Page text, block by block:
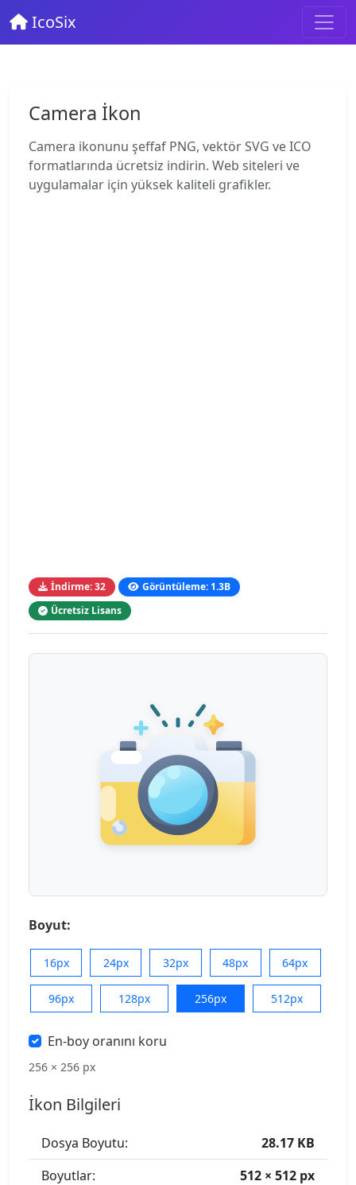
IcoSix
Camera İkon
Camera ikonunu şeffaf PNG, vektör SVG ve ICO
formatlarında ücretsiz indirin. Web siteleri ve
uygulamalar için yüksek kaliteli grafikler.
İndirme: 32
Görüntüleme: 1.3B
Ücretsiz Lisans
Boyut:
16px 24px 32px 48px 64px
96px 128px 256px 512px
En-boy oranını koru
256 × 256 px
İkon Bilgileri
Dosya Boyutu:
28.17 KB
Boyutlar:
512 × 512 px